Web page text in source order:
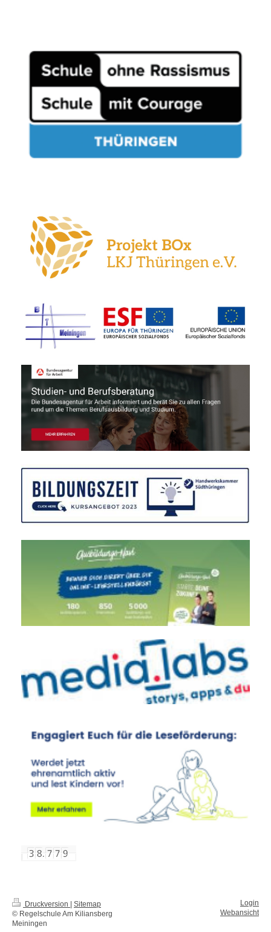
Druckversion
Sitemap
© Regelschule Am Kiliansberg
Meiningen
Login
Webansicht